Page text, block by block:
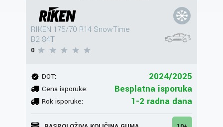
RIKEN 175/70 R14 SnowTime
B2 84T
0
DOT: 2024/2025
Cena isporuke: Besplatna isporuka
Rok isporuke: 1-2 radna dana